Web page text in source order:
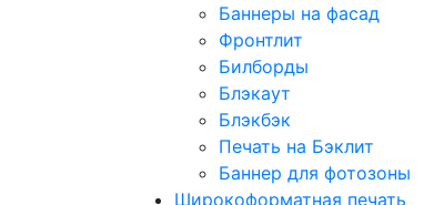
Баннеры на фасад
Фронтлит
Билборды
Блэкаут
Блэкбэк
Печать на Бэклит
Баннер для фотозоны
Широкоформатная печать